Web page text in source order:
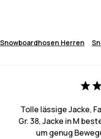
Snowboardhosen Herren
Tolle lässige Jacke,
Gr. 38, Jacke in M
um genug